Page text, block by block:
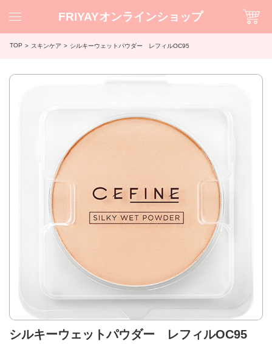
FRIYAYオンラインショップ
TOP スキンケア シルキーウェットパウダー レフィルOC95
シルキーウェットパウダー レフィルOC95